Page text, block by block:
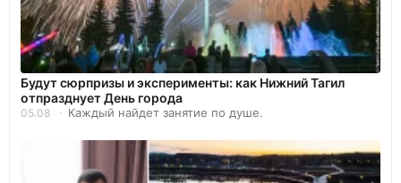
Будут сюрпризы и эксперименты: как Нижний Тагил
отпразднует День города
05.08 Каждый найдет занятие по душе.